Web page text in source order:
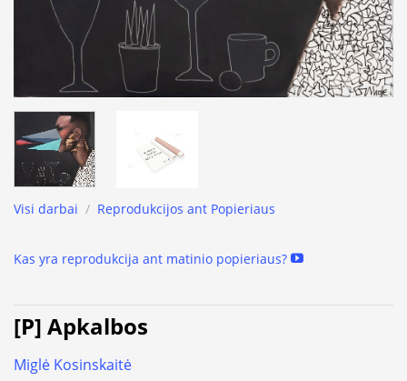
Visi darbai / Reprodukcijos ant Popieriaus
Kas yra reprodukcija ant matinio popieriaus?
[P] Apkalbos
Miglė Kosinskaitė